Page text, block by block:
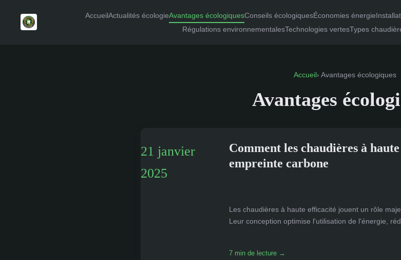
AccueilActualités écologieAvantages écologiquesConseils écologiquesÉconomies énergie
Régulations environnementalesTechnologies vertesTypes
Accueil › Avantages écologiques
Avantages
21 janvier
2025
Comment les chaudières à
empreinte carbone
Les chaudières à haute efficacité jouent un rôle
Leur conception optimise l'utilisation de l'énergie,
7 min de lecture →